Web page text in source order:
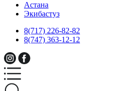
Астана
Экибастуз
8(717) 226-82-82
8(747) 363-12-12